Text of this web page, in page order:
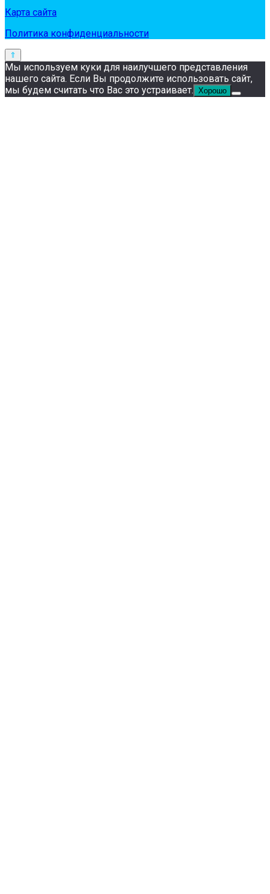
Карта сайта
Политика конфиденциальности
Мы используем куки для наилучшего представления
нашего сайта. Если Вы продолжите использовать сайт,
мы будем считать что Вас это устраивает. Хорошо